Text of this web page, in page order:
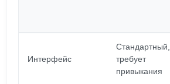
Интерфейс
Стандартный,
требует
привыкания